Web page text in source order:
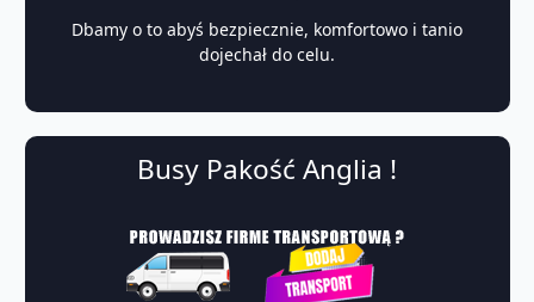
Dbamy o to abyś bezpiecznie, komfortowo i tanio
dojechał do celu.
Busy Pakość Anglia !